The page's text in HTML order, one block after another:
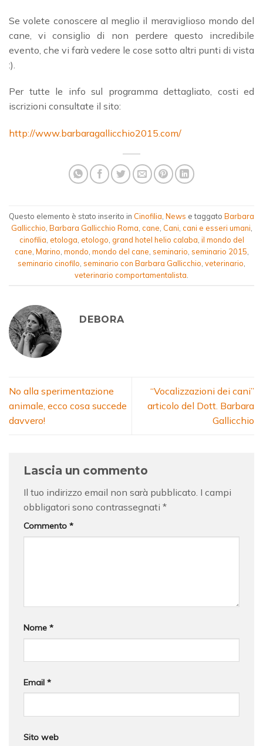
Se volete conoscere al meglio il meraviglioso mondo del
cane, vi consiglio di non perdere questo incredibile
evento, che vi farà vedere le cose sotto altri punti di vista
:).
Per tutte le info sul programma dettagliato, costi ed
iscrizioni consultate il sito:
http://www.barbaragallicchio2015.com/
Questo elemento è stato inserito in Cinofilia News e taggato Barbara
Gallicchio Barbara Gallicchio Roma cane Cani cani e esseri umani
cinofilia etologa etologo grand hotel helio calaba il mondo del
cane Marino mondo mondo del cane seminario seminario 2015
seminario cinofilo seminario con Barbara Gallicchio veterinario
veterinario comportamentalista
DEBORA
No alla sperimentazione
animale, ecco cosa succede
davvero!
“Vocalizzazioni dei cani”
articolo del Dott. Barbara
Gallicchio
Lascia un commento
Il tuo indirizzo email non sarà pubblicato. I campi
obbligatori sono contrassegnati *
Commento *
Nome *
Email *
Sito web